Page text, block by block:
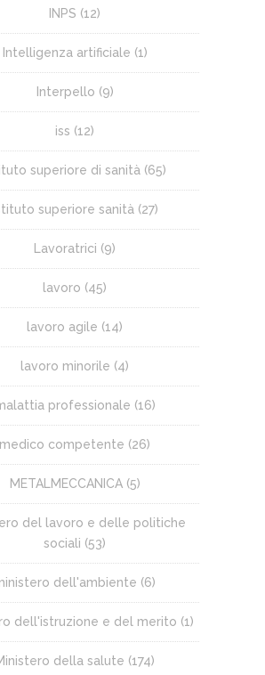
INPS (12)
Intelligenza artificiale (1)
Interpello (9)
iss (12)
superiore di sanità (65)
superiore sanità (27)
Lavoratrici (9)
lavoro (45)
lavoro agile (14)
lavoro minorile (4)
professionale (16)
medico competente (26)
METALMECCANICA(5)
del lavoro e delle politiche
sociali (53)
dell'ambiente (6)
dell'istruzione e del merito (1)
della salute (174)